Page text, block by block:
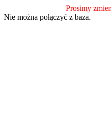
Prosimy
Nie można połączyć z baza.